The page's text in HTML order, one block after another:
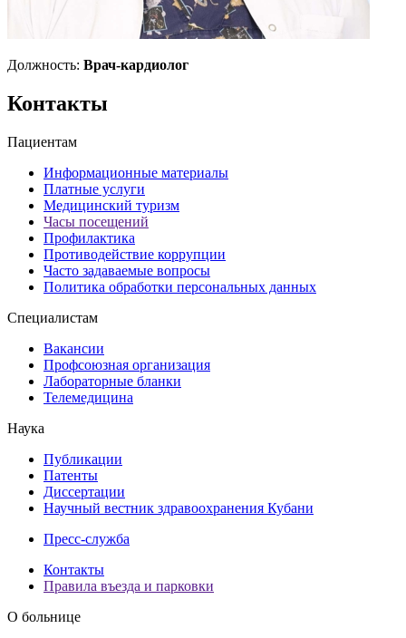
Должность: Врач-кардиолог
Контакты
Пациентам
Информационные материалы
Платные услуги
Медицинский туризм
Часы посещений
Профилактика
Противодействие коррупции
Часто задаваемые вопросы
Политика обработки персональных данных
Специалистам
Вакансии
Профсоюзная организация
Лабораторные бланки
Телемедицина
Наука
Публикации
Патенты
Диссертации
Научный вестник здравоохранения Кубани
Пресс-служба
Контакты
Правила въезда и парковки
О больнице